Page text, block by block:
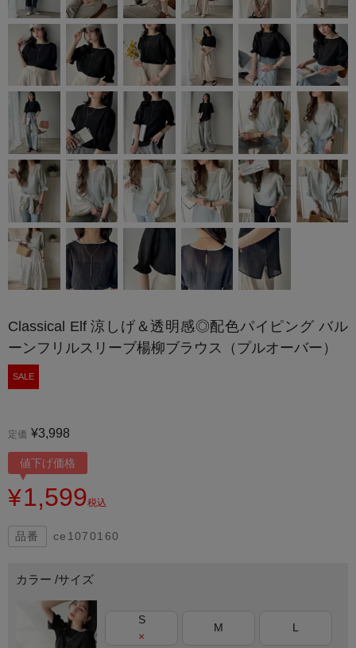
Classical Elf 涼しげ＆透明感◎配色パイピング バル
ーンフリルスリーブ楊柳ブラウス（プルオーバー）
SALE
定価 ¥3,998
値下げ価格
¥1,599税込
ce1070160
カラー サイズ
S
×
M L